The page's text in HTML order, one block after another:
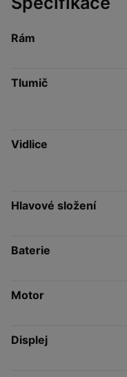
Rám
Tlumič
Vidlice
Hlavové složení
Baterie
Motor
Displej